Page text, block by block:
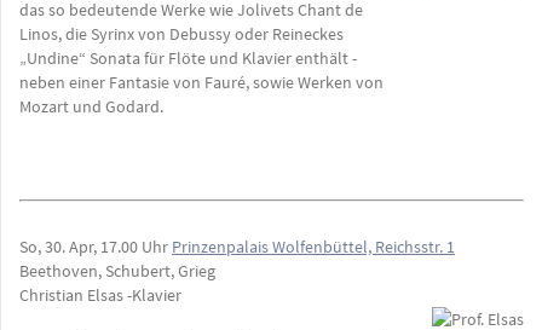
das so bedeutende Werke wie Jolivets Chant de
Linos, die Syrinx von Debussy oder Reineckes
„Undine“ Sonata für Flöte und Klavier enthält -
neben einer Fantasie von Fauré, sowie Werken von
Mozart und Godard.
So, 30. Apr, 17.00 Uhr Prinzenpalais Wolfenbüttel, Reichsstr. 1
Beethoven, Schubert, Grieg
Christian Elsas -Klavier